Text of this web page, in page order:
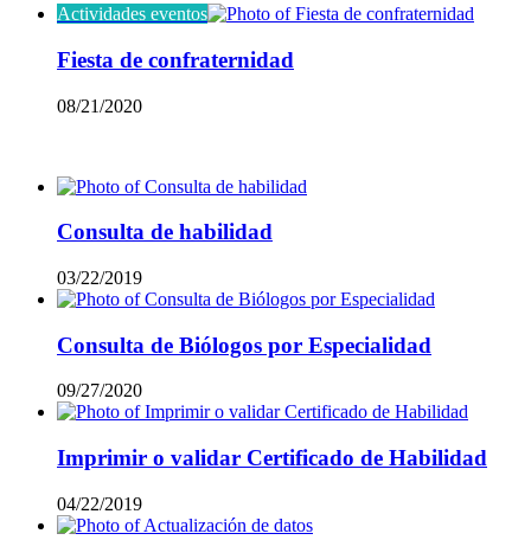
Actividades eventos
Fiesta de confraternidad
08/21/2020
Consulta de habilidad
03/22/2019
Consulta de Biólogos por Especialidad
09/27/2020
Imprimir o validar Certificado de Habilidad
04/22/2019